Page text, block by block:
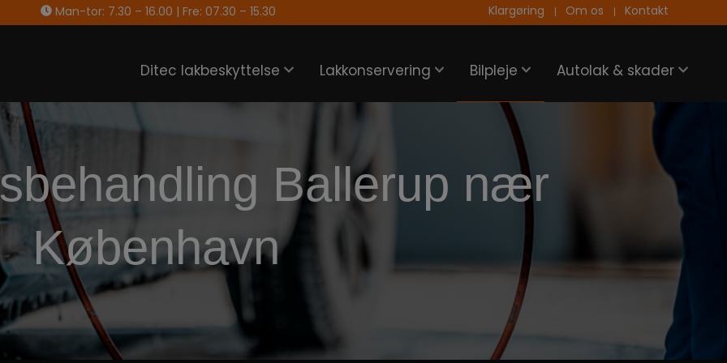
Man-tor: 7.30 – 16.00 | Fre: 07.30 – 15.30 Klargøring Om os Kontakt
Ditec lakbeskyttelse Lakkonservering Bilpleje Autolak & skader
Ballerup nær
København